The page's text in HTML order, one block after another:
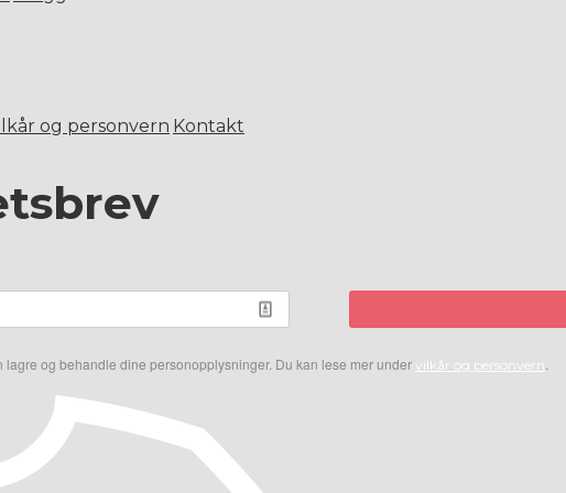
og personvern Kontakt
og behandle dine personopplysninger. Du kan lese mer under vilkår og personvern